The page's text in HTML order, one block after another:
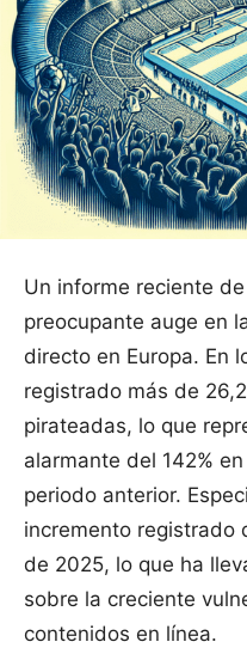
Un informe reciente
preocupante auge en
directo en Europa. En
registrado más de
pirateadas, lo que
alarmante del 142%
periodo anterior.
incremento registrado
de 2025, lo que ha
sobre la creciente
contenidos en línea.